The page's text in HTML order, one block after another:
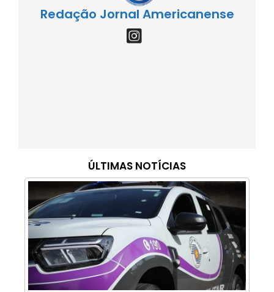
Redação Jornal Americanense
ÚLTIMAS NOTÍCIAS